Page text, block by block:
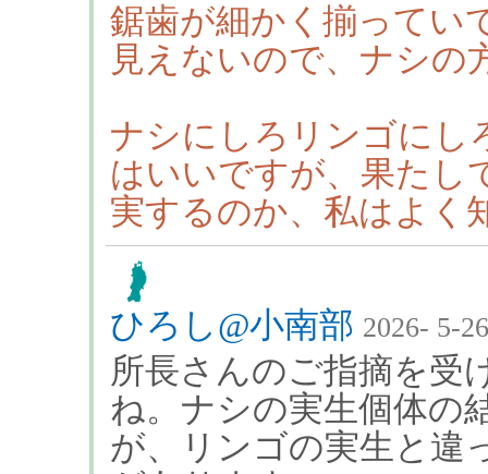
鋸歯が細かく揃ってい
見えないので、ナシの
ナシにしろリンゴにし
はいいですが、果たし
実するのか、私はよく
ひろし@小南部 2026- 5-
所長さんのご指摘を受
ね。ナシの実生個体の
が、リンゴの実生と違